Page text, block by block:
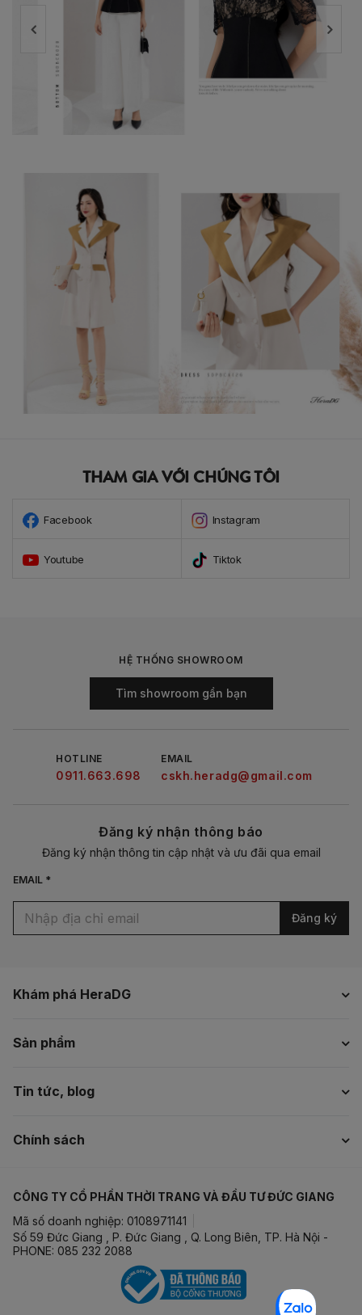
THAM GIA VỚI CHÚNG TÔI
Facebook Instagram
Youtube Tiktok
Khám phá HeraDG
Sản phẩm
Tin tức, blog
Chính sách
HỆ THỐNG SHOWROOM
Tìm showroom gần bạn
HOTLINE
0911.663.698
EMAIL
cskh.heradg@gmail.com
Đăng ký nhận thông báo
Đăng ký nhận thông tin cập nhật và ưu đãi qua email
EMAIL *
Đăng ký
CÔNG TY CỔ PHẦN THỜI TRANG VÀ ĐẦU TƯ ĐỨC GIANG
Mã số doanh nghiệp: 0108971141
Số 59 Đức Giang , P. Đức Giang , Q. Long Biên, TP. Hà Nội -
PHONE: 085 232 2088